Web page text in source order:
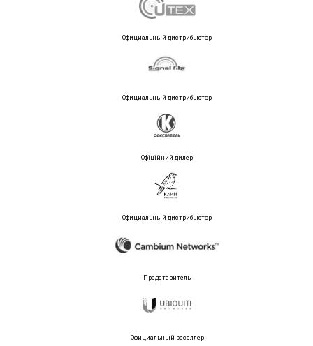
Официальный дистрибьютор
Официальный дистрибьютор
Офіційний дилер
Официальный дистрибьютор
Представитель
Официальный реселлер